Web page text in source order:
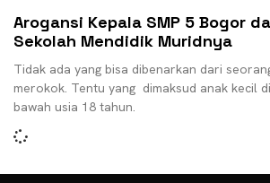
Arogansi Kepala SMP 5 Bogor
Sekolah Mendidik Muridnya
Tidak ada yang bisa dibenarkan dari
merokok. Tentu yang dimaksud anak kecil
bawah usia 18 tahun.